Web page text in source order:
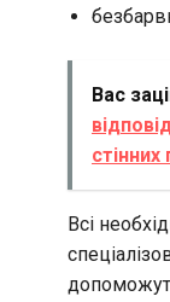
Вас
стінних
Всі